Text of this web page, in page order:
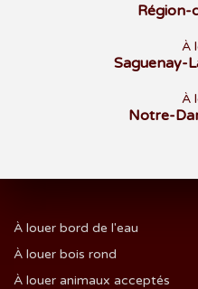
Région-
À
Saguenay-
À
Notre-
À louer bord de l'eau
À louer bois rond
À louer animaux acceptés